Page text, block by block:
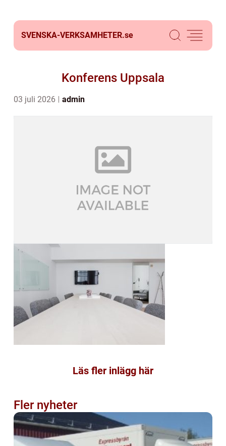
SVENSKA-VERKSAMHETER.se
Konferens Uppsala
03 juli 2026 admin
Läs fler inlägg här
Fler nyheter